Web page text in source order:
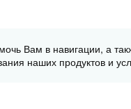
Вам в навигации, а
наших продуктов и